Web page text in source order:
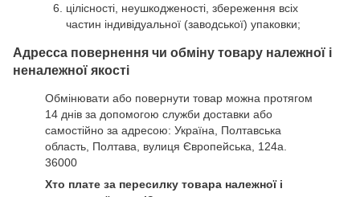
цілісності, неушкодженості, збереження всіх
частин індивідуальної (заводської) упаковки;
Адресса повернення чи обміну товару належної і
неналежної якості
Обмінювати або повернути товар можна протягом
14 днів за допомогою служби доставки або
самостійно за адресою: Україна, Полтавська
область, Полтава, вулиця Європейська, 124а.
36000
Хто плате за пересилку товара належної і